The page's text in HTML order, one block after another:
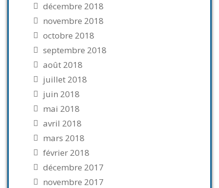
décembre 2018
novembre 2018
octobre 2018
septembre 2018
août 2018
juillet 2018
juin 2018
mai 2018
avril 2018
mars 2018
février 2018
décembre 2017
novembre 2017